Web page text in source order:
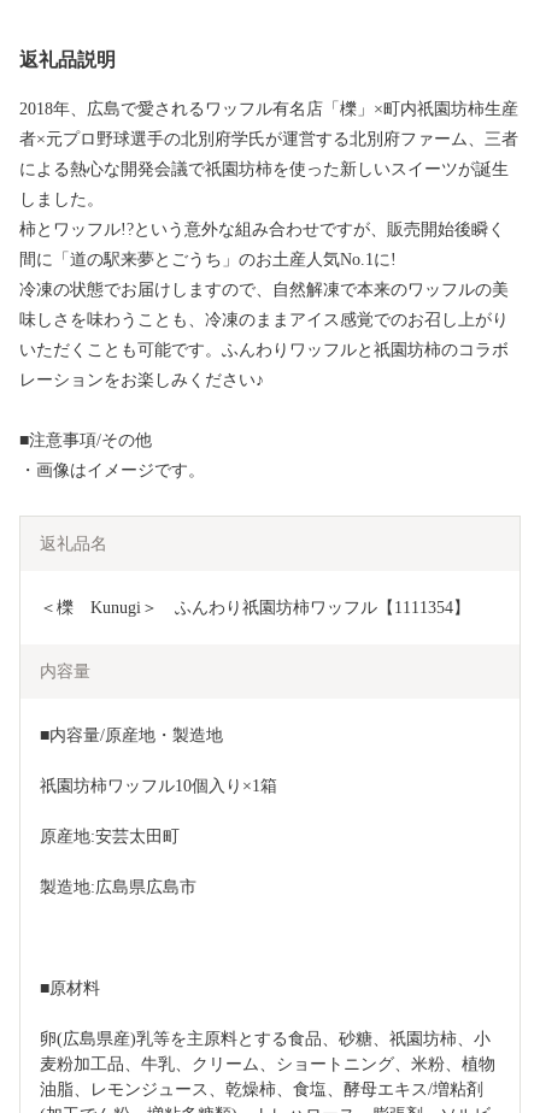
返礼品説明
2018年、広島で愛されるワッフル有名店「櫟」×町内祇園坊柿生産
者×元プロ野球選手の北別府学氏が運営する北別府ファーム、三者
による熱心な開発会議で祇園坊柿を使った新しいスイーツが誕生
しました。
柿とワッフル!?という意外な組み合わせですが、販売開始後瞬く
間に「道の駅来夢とごうち」のお土産人気No.1に!
冷凍の状態でお届けしますので、自然解凍で本来のワッフルの美
味しさを味わうことも、冷凍のままアイス感覚でのお召し上がり
いただくことも可能です。ふんわりワッフルと祇園坊柿のコラボ
レーションをお楽しみください♪
■注意事項/その他
・画像はイメージです。
返礼品名
＜櫟　Kunugi＞　ふんわり祇園坊柿ワッフル【1111354】
内容量
■内容量/原産地・製造地
祇園坊柿ワッフル10個入り×1箱
原産地:安芸太田町
製造地:広島県広島市
■原材料
卵(広島県産)乳等を主原料とする食品、砂糖、祇園坊柿、小
麦粉加工品、牛乳、クリーム、ショートニング、米粉、植物
油脂、レモンジュース、乾燥柿、食塩、酵母エキス/増粘剤